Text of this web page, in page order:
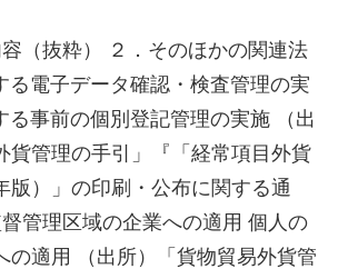
（抜粋） ２．そのほかの関連法
る電子データ確認・検査管理の実
る事前の個別登記管理の実施 （出
貨管理の手引」『「経常項目外貨
版）」の印刷・公布に関する通
管理区域の企業への適用 個人の
の適用 （出所）「貨物貿易外貨管